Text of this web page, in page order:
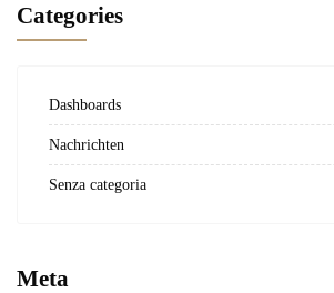
Categories
Dashboards
Nachrichten
Senza categoria
Meta